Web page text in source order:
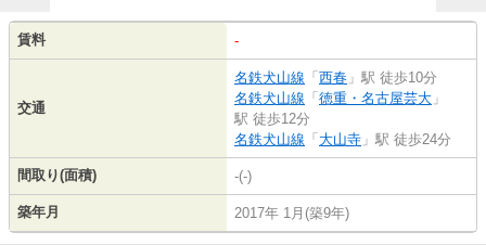
賃料 -
交通
名鉄犬山線 「 西春 」駅 徒歩10分
名鉄犬山線 「 徳重・名古屋芸大 」
駅 徒歩12分
名鉄犬山線 「 大山寺 」駅 徒歩24分
間取り(面積) -(-)
築年月 2017年 1月(築9年)